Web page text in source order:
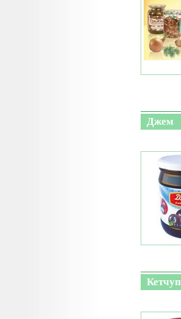
Джем
Кетчуп